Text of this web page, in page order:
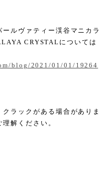
ルヴァティー渓谷マニカラ
CRYSTALについては
blog/2021/01/01/19264
ラックがある場合がありま
解ください。